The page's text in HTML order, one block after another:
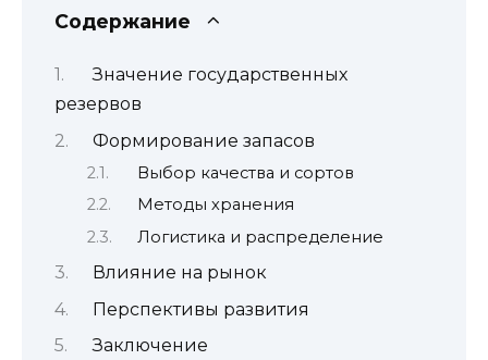
Содержание
Значение государственных
резервов
Формирование запасов
Выбор качества и сортов
Методы хранения
Логистика и распределение
Влияние на рынок
Перспективы развития
Заключение